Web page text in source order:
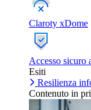
Claroty xDome
Accesso sicuro
Esiti
Resilienza
Contenuto in